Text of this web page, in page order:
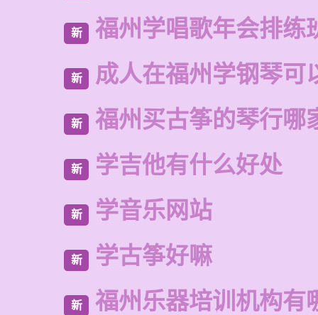
新 福州学唱歌年会排练
新 成人在福州学钢琴可
新 福州买古筝的琴行哪
新 学吉他有什么好处
新 学音乐网站
新 学古筝好嘛
新 福州乐器培训机构有